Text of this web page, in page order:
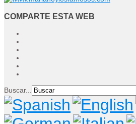
COMPARTE ESTA WEB
Buscar...